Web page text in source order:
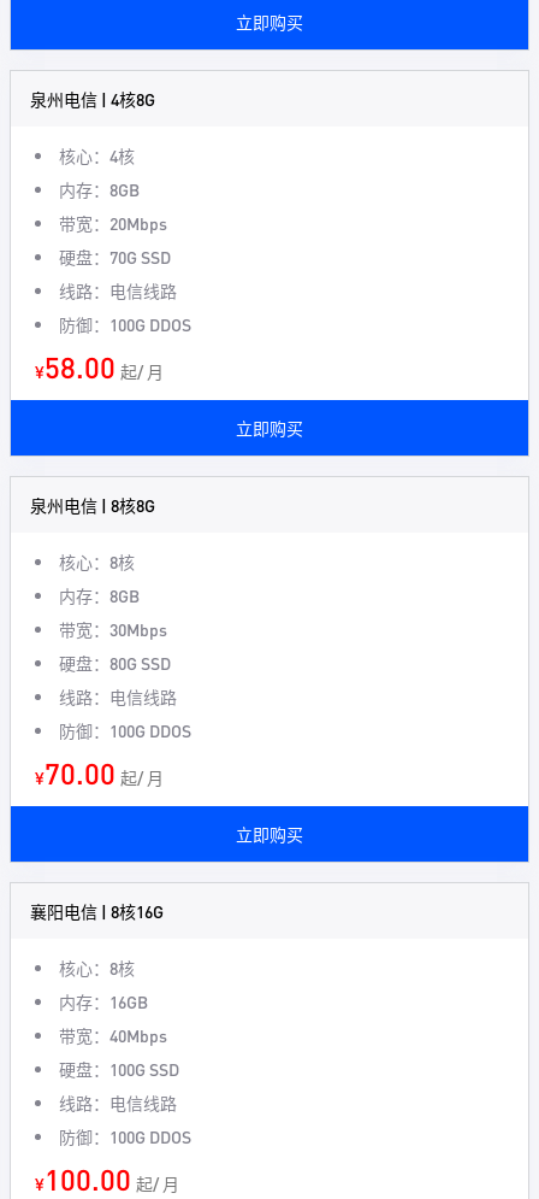
立即购买
泉州电信 | 4核8G
核心：4核
内存：8GB
带宽：20Mbps
硬盘：70G SSD
线路：电信线路
防御：100G DDOS
¥58.00 起/ 月
立即购买
泉州电信 | 8核8G
核心：8核
内存：8GB
带宽：30Mbps
硬盘：80G SSD
线路：电信线路
防御：100G DDOS
¥70.00 起/ 月
立即购买
襄阳电信 | 8核16G
核心：8核
内存：16GB
带宽：40Mbps
硬盘：100G SSD
线路：电信线路
防御：100G DDOS
¥100.00 起/ 月